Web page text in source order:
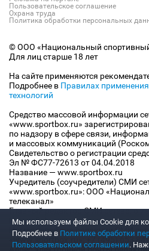
Пользовательское соглашение
Охрана труда
Политика обработки персональных
© ООО «Национальный
Для лиц старше 18 лет
На сайте применяются
Подробнее в Правилах
технологий
Средство массовой информации
«www.sportbox.ru»
по надзору в сфере связи,
и массовых коммуникаций
Свидетельство о регистрации
Эл № ФС77-72613 от 04.04.2018
Название — www.sportbox.ru
Учредитель (соучредители) СМИ
«www.sportbox.ru»: ООО
телеканал»
Главный редактор СМИ сетевого
Конов В.А.
Номер телефона редакции СМИ
«www.sportbox.ru»: +7 (495) 653
Мы используем файлы Сookie для
Подробнее в Политике обработки
Пользовательском соглашении.